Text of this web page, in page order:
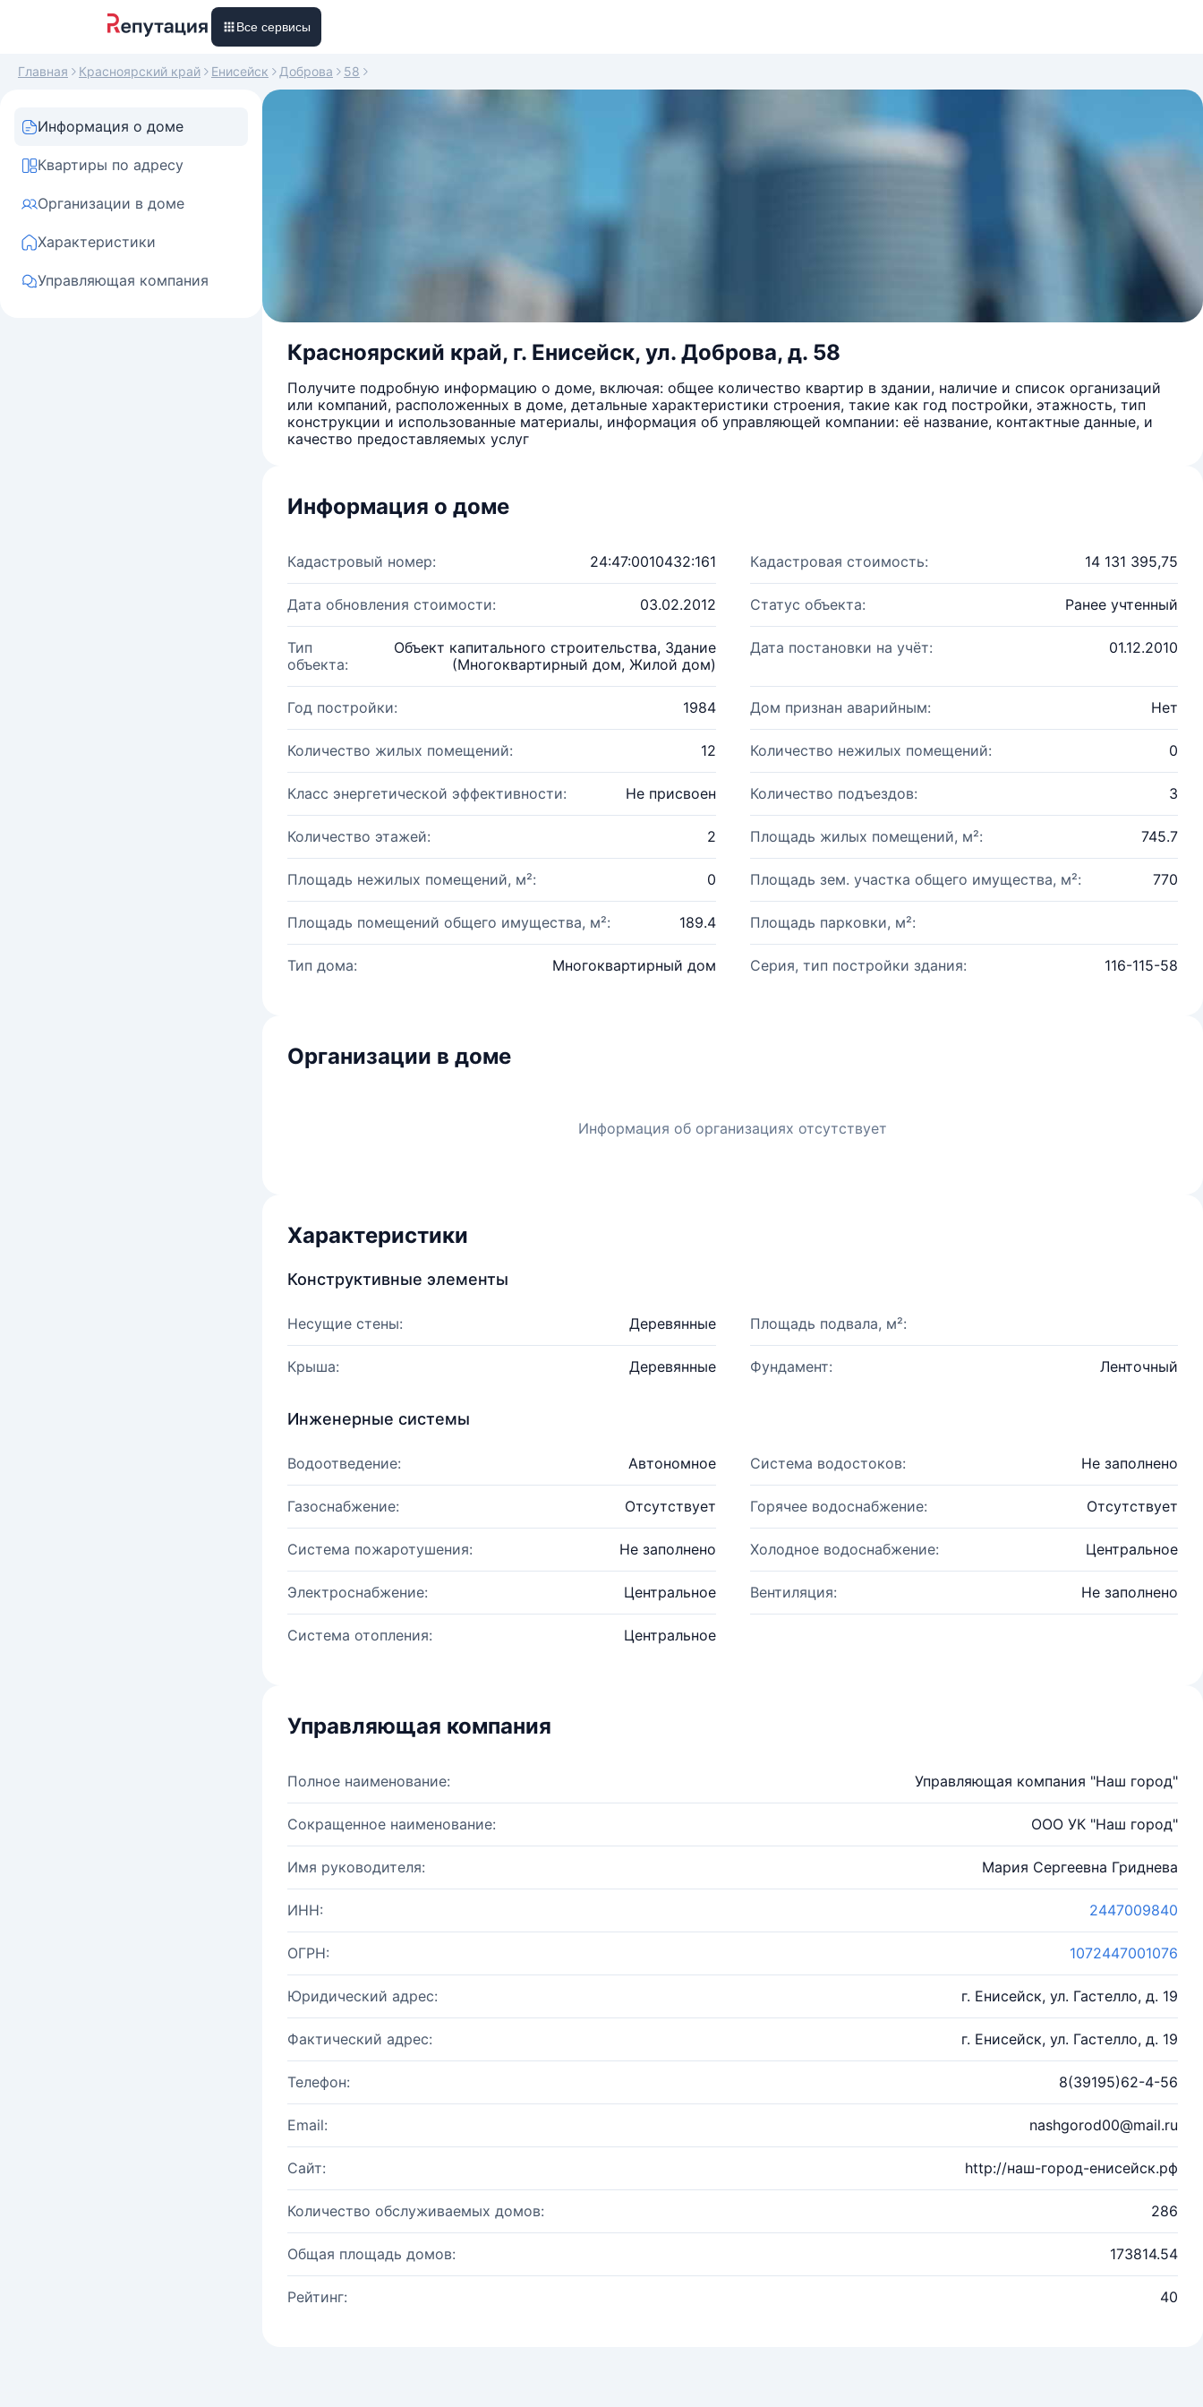
Все сервисы
Главная Красноярский край Енисейск Доброва 58
Информация о доме
Квартиры по адресу
Организации в доме
Характеристики
Управляющая компания
Красноярский край, г. Енисейск, ул. Доброва, д. 58
Получите подробную информацию о доме, включая: общее количество квартир в здании, наличие и список организаций
или компаний, расположенных в доме, детальные характеристики строения, такие как год постройки, этажность, тип
конструкции и использованные материалы, информация об управляющей компании: её название, контактные данные, и
качество предоставляемых услуг
Информация о доме
Кадастровый номер: 24:47:0010432:161 Кадастровая стоимость: 14 131 395,75
Дата обновления стоимости: 03.02.2012 Статус объекта: Ранее учтенный
Тип
объекта:
Объект капитального строительства, Здание
(Многоквартирный дом, Жилой дом)
Дата постановки на учёт: 01.12.2010
Год постройки: 1984 Дом признан аварийным: Нет
Количество жилых помещений: 12 Количество нежилых помещений: 0
Класс энергетической эффективности: Не присвоен Количество подъездов: 3
Количество этажей: 2 Площадь жилых помещений, м²: 745.7
Площадь нежилых помещений, м²: 0 Площадь зем. участка общего имущества, м²: 770
Площадь помещений общего имущества, м²: 189.4 Площадь парковки, м²:
Тип дома: Многоквартирный дом Серия, тип постройки здания: 116-115-58
Организации в доме
Информация об организациях отсутствует
Характеристики
Конструктивные элементы
Несущие стены: Деревянные Площадь подвала, м²:
Крыша: Деревянные Фундамент: Ленточный
Инженерные системы
Водоотведение: Автономное Система водостоков: Не заполнено
Газоснабжение: Отсутствует Горячее водоснабжение: Отсутствует
Система пожаротушения: Не заполнено Холодное водоснабжение: Центральное
Электроснабжение: Центральное Вентиляция: Не заполнено
Система отопления: Центральное
Управляющая компания
Полное наименование: Управляющая компания "Наш город"
Сокращенное наименование: ООО УК "Наш город"
Имя руководителя: Мария Сергеевна Гриднева
ИНН: 2447009840
ОГРН: 1072447001076
Юридический адрес: г. Енисейск, ул. Гастелло, д. 19
Фактический адрес: г. Енисейск, ул. Гастелло, д. 19
Телефон: 8(39195)62-4-56
Email: nashgorod00@mail.ru
Сайт: http://наш-город-енисейск.рф
Количество обслуживаемых домов: 286
Общая площадь домов: 173814.54
Рейтинг: 40